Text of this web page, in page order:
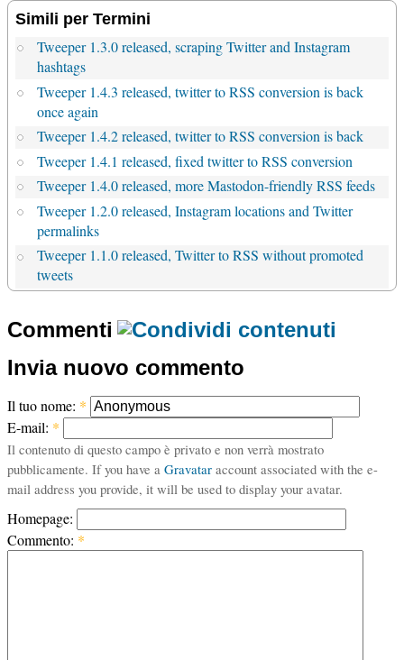
Simili per Termini
Tweeper 1.3.0 released, scraping Twitter and Instagram
hashtags
Tweeper 1.4.3 released, twitter to RSS conversion is back
once again
Tweeper 1.4.2 released, twitter to RSS conversion is back
Tweeper 1.4.1 released, fixed twitter to RSS conversion
Tweeper 1.4.0 released, more Mastodon-friendly RSS feeds
Tweeper 1.2.0 released, Instagram locations and Twitter
permalinks
Tweeper 1.1.0 released, Twitter to RSS without promoted
tweets
Commenti
Invia nuovo commento
Il tuo nome: *
E-mail: *
Il contenuto di questo campo è privato e non verrà mostrato
pubblicamente. If you have a Gravatar account associated with the e-
mail address you provide, it will be used to display your avatar.
Homepage:
Commento: *